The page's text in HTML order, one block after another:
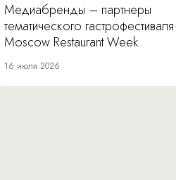
Медиабренды – партнеры
тематического гастрофестиваля
Moscow Restaurant Week.
16 июля 2026